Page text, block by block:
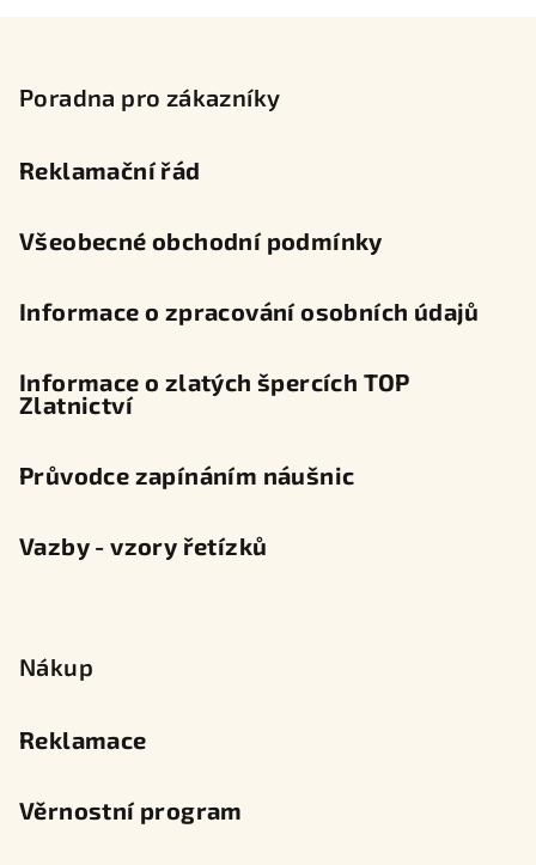
Poradna pro zákazníky
Reklamační řád
Všeobecné obchodní podmínky
Informace o zpracování osobních údajů
Informace o zlatých špercích TOP
Zlatnictví
Průvodce zapínáním náušnic
Vazby - vzory řetízků
Nákup
Reklamace
Věrnostní program